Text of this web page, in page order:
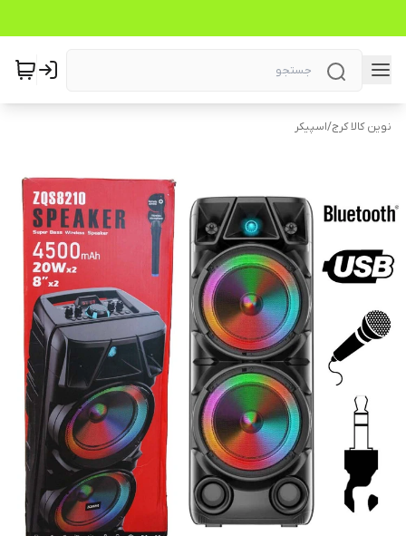
نوین کالا کرج/اسپیکر